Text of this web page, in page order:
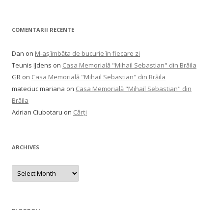
COMENTARII RECENTE
Dan on M-aș îmbăta de bucurie în fiecare zi
Teunis IJdens on Casa Memorială "Mihail Sebastian" din Brăila
GR on Casa Memorială "Mihail Sebastian" din Brăila
mateciuc mariana on Casa Memorială "Mihail Sebastian" din
Brăila
Adrian Ciubotaru on Cărți
ARCHIVES
Archives